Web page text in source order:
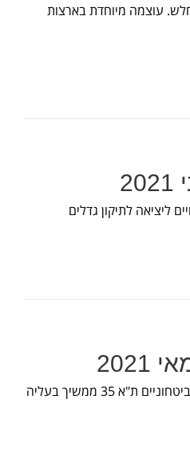
אבל חלש. עוצמה מיוחדת בארצות
ליציאה לתיקון גדלים
35 ממשיך בעליה